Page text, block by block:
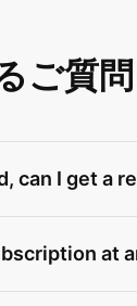
ご質
can I get a
at